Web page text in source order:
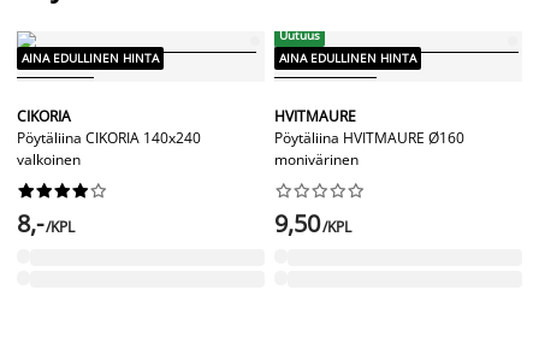
AINA EDULLINEN HINTA
CIKORIA
Pöytäliina CIKORIA 140x240
valkoinen






8,-/KPL
Uutuus
AINA EDULLINEN HINTA
HVITMAURE
Pöytäliina HVITMAURE Ø160
monivärinen






9,50/KPL